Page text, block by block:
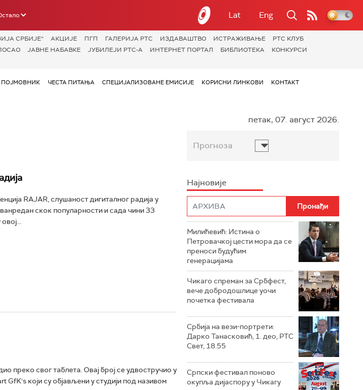
Lat Eng
СРБИЈЕ“ АКЦИЈЕ ПГП ГАЛЕРИЈА РТС ИЗДАВАШТВО ИСТРАЖИВАЊЕ
РТС КЛУБ
ЈАВНЕ НАБАВКЕ ЈУБИЛЕЈИ РТС-А ИНТЕРНЕТ ПОРТАЛ БИБЛИОТЕКА
КОНКУРСИ
ПОЈМОВНИК ЧЕСТА ПИТАЊА СПЕЦИЈАЛИЗОВАНЕ ЕМИСИЈЕ КОРИСНИ ЛИНКОВИ
КОНТАКТ
RAJAR, слушаност дигиталног радија у
скок популарности и сада чини 33
преко свог таблета. Овај број се удвостручио у
који су објављени у студији под називом
петак, 07. август 2026.
Прогноза
Најновије
Милићевић: Истина о
Петровачкој цести мора да се
преноси будућим
генерацијама
Чикаго спреман за Србфест,
вече добродошлице уочи
почетка фестивала
Србија на вези-портрети:
Дарко Танасковић, 1. део, РТС
Свет, 18.55
Српски фестивал поново
окупља дијаспору у Чикагу